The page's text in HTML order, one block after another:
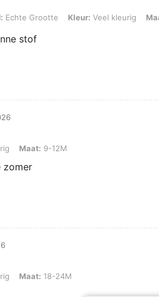
Grootte, Kleur: Veel kleurig, Maat: 18-24M
Echte Grootte Kleur: Veel kleurig
stof
Maat: 9-12M
Maat: 9-12M
zomer
Maat: 18-24M
Maat: 18-24M